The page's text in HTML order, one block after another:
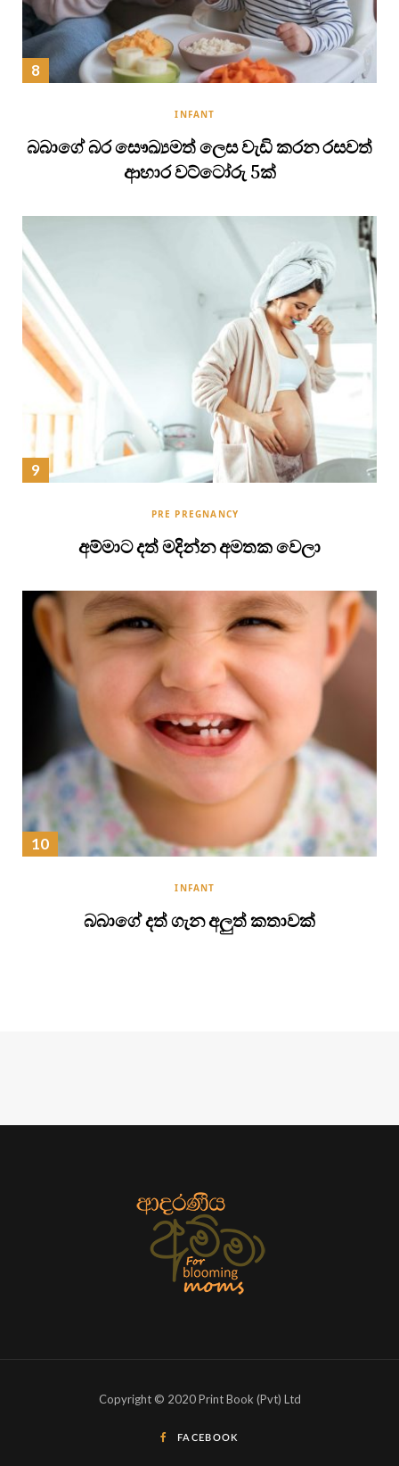
INFANT
බබාගේ බර සෞඛ්‍යමත් ලෙස වැඩි කරන රසවත්
ආහාර වට්ටෝරු 5ක්
PRE PREGNANCY
අම්මාට දත් මදින්න අමතක වෙලා
INFANT
බබාගේ දත් ගැන අලුත් කතාවක්
Copyright © 2020 Print Book (Pvt) Ltd
FACEBOOK